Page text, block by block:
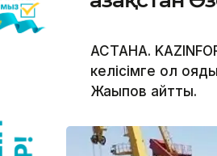
АСТАНА.
келісімге қол
Жақыпов айтты.